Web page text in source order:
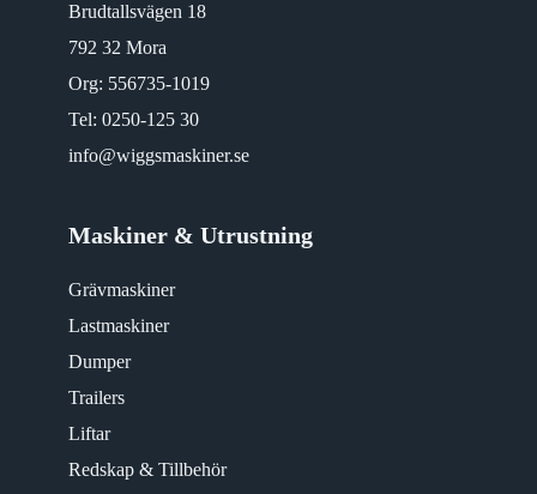
Brudtallsvägen 18
792 32 Mora
Org: 556735-1019
Tel: 0250-125 30
info@wiggsmaskiner.se
Maskiner & Utrustning
Grävmaskiner
Lastmaskiner
Dumper
Trailers
Liftar
Redskap & Tillbehör